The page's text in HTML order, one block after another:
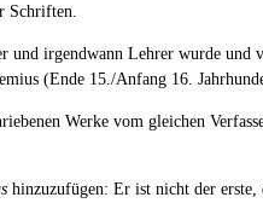
Schriften.
irgendwann Lehrer wurde und
(Ende 15./Anfang 16.
Werke vom gleichen
hinzuzufügen: Er ist nicht der